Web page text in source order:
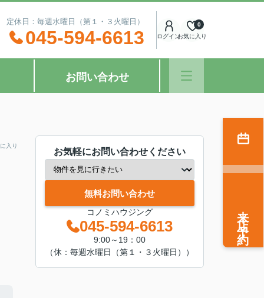
休日：毎週水曜日（第１・３火曜日）
045-594-6613 ログインお気に入り
0
お問い合わせ
入り
お気軽にお問い合わせください
無料お問い合わせ
コノミハウジング
045-594-6613
9:00～19：00
（休：毎週水曜日（第１・３火曜日））
来店予約